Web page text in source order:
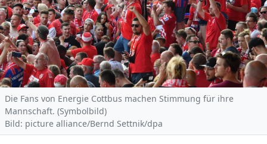
Die Fans von Energie Cottbus machen Stimmung für ihre
Mannschaft. (Symbolbild)
Bild: picture alliance/Bernd Settnik/dpa